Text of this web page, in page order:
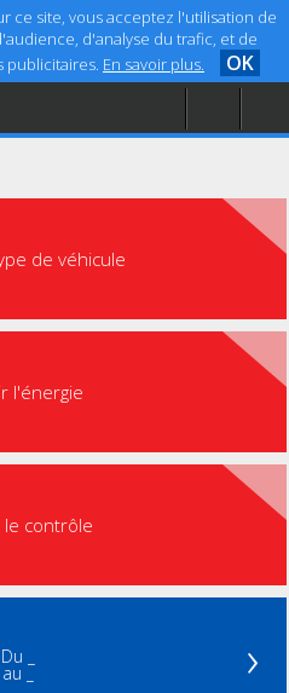
ce site, vous acceptez l'utilisation de
d'analyse du trafic, et de
publicitaires. En savoir plus. OK
de véhicule
l'énergie
le contrôle
Du _
au _ ›